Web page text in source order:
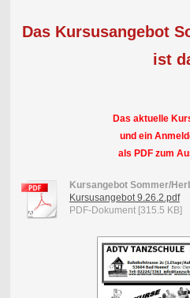
Das Kursusangebot
ist
Das aktuelle
und ein
als PDF zum
Kursangebot Sommer/
Kursusangebot 9.26.2.pdf
PDF-Dokument [315.5 KB]